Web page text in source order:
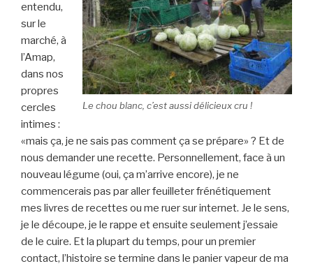
Le chou blanc, c’est aussi délicieux cru !
entendu,
sur le
marché, à
l’Amap,
dans nos
propres
cercles
intimes :
«mais ça, je ne sais pas comment ça se prépare» ? Et de
nous demander une recette. Personnellement, face à un
nouveau légume (oui, ça m’arrive encore), je ne
commencerais pas par aller feuilleter frénétiquement
mes livres de recettes ou me ruer sur internet. Je le sens,
je le découpe, je le rappe et ensuite seulement j’essaie
de le cuire. Et la plupart du temps, pour un premier
contact, l’histoire se termine dans le panier vapeur de ma